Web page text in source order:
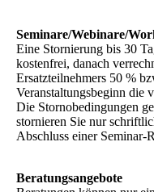
Seminare/Webinare/
Eine Stornierung bis 30
kostenfrei, danach
Ersatzteilnehmers 50 %
Veranstaltungsbeginn die
Die Stornobedingungen
stornieren Sie nur
Abschluss einer Seminar-
Beratungsangebote